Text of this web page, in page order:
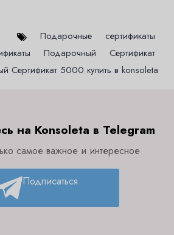
Подарочные сертификаты
Подарочный Сертификат
Сертификат 5000 купить в konsoleta
на Konsoleta в Telegram
самое важное и интересное
Подписаться